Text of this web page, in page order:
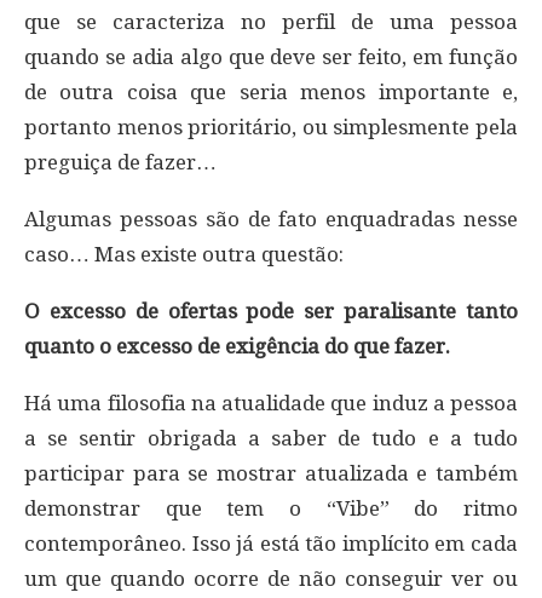
que se caracteriza no perfil de uma pessoa
quando se adia algo que deve ser feito, em função
de outra coisa que seria menos importante e,
portanto menos prioritário, ou simplesmente pela
preguiça de fazer…
Algumas pessoas são de fato enquadradas nesse
caso… Mas existe outra questão:
O excesso de ofertas pode ser paralisante tanto
quanto o excesso de exigência do que fazer.
Há uma filosofia na atualidade que induz a pessoa
a se sentir obrigada a saber de tudo e a tudo
participar para se mostrar atualizada e também
demonstrar que tem o “Vibe” do ritmo
contemporâneo. Isso já está tão implícito em cada
um que quando ocorre de não conseguir ver ou